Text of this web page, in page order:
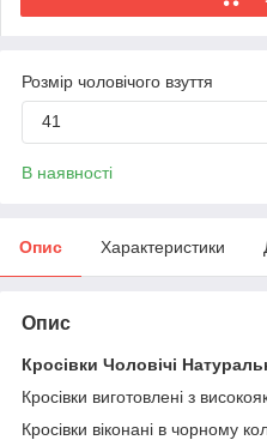
Розмір чоловічого взуття
41
В наявності
Опис Характеристики
Опис
Кросівки Чоловічі
Кросівки виготовлені з
Кросівки віконані в чорному